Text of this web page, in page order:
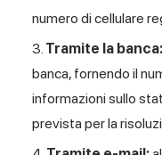
numero di cellulare
Tramite la banca:
banca, fornendo il
informazioni sullo
prevista per la